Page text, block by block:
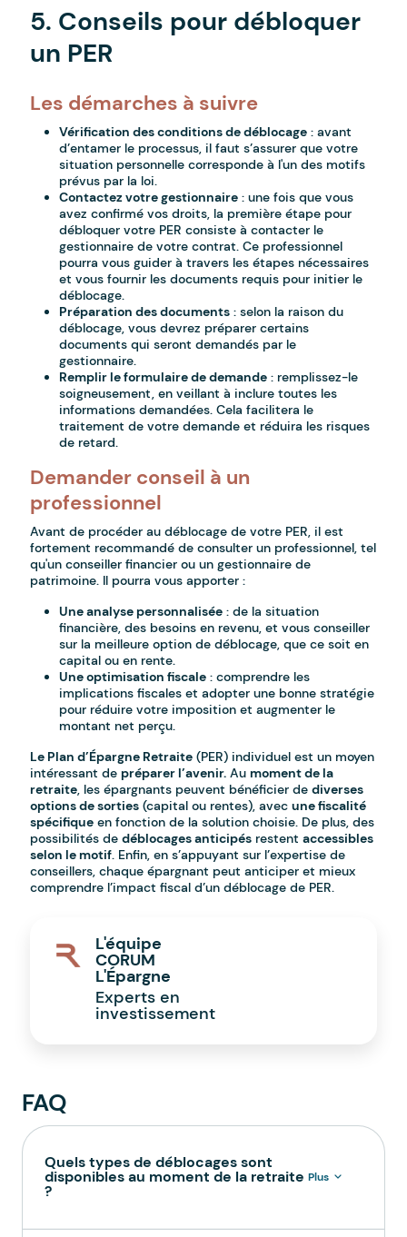
5. Conseils pour débloquer
un PER
Les démarches à suivre
Vérification des conditions de déblocage : avant
d’entamer le processus, il faut s’assurer que votre
situation personnelle corresponde à l'un des motifs
prévus par la loi.
Contactez votre gestionnaire : une fois que vous
avez confirmé vos droits, la première étape pour
débloquer votre PER consiste à contacter le
gestionnaire de votre contrat. Ce professionnel
pourra vous guider à travers les étapes nécessaires
et vous fournir les documents requis pour initier le
déblocage.
Préparation des documents : selon la raison du
déblocage, vous devrez préparer certains
documents qui seront demandés par le
gestionnaire.
Remplir le formulaire de demande : remplissez-le
soigneusement, en veillant à inclure toutes les
informations demandées. Cela facilitera le
traitement de votre demande et réduira les risques
de retard.
Demander conseil à un
professionnel
Avant de procéder au déblocage de votre PER, il est
fortement recommandé de consulter un professionnel, tel
qu'un conseiller financier ou un gestionnaire de
patrimoine. Il pourra vous apporter :
Une analyse personnalisée : de la situation
financière, des besoins en revenu, et vous conseiller
sur la meilleure option de déblocage, que ce soit en
capital ou en rente.
Une optimisation fiscale : comprendre les
implications fiscales et adopter une bonne stratégie
pour réduire votre imposition et augmenter le
montant net perçu.
Le Plan d’Épargne Retraite (PER) individuel est un moyen
intéressant depréparer l’avenir. Aumoment de la
retraite, les épargnants peuvent bénéficier dediverses
options de sorties (capital ou rentes), avecune fiscalité
spécifique en fonction de la solution choisie. De plus, des
possibilités dedéblocages anticipés restentaccessibles
selon le motif. Enfin, en s’appuyant sur l’expertise de
conseillers, chaque épargnant peut anticiper et mieux
comprendre l’impact fiscal d’un déblocage de PER.
L'équipe
CORUM
L'Épargne
Experts en
investissement
FAQ
Quels types de déblocages sont
disponibles au moment de la retraite
?
Plus